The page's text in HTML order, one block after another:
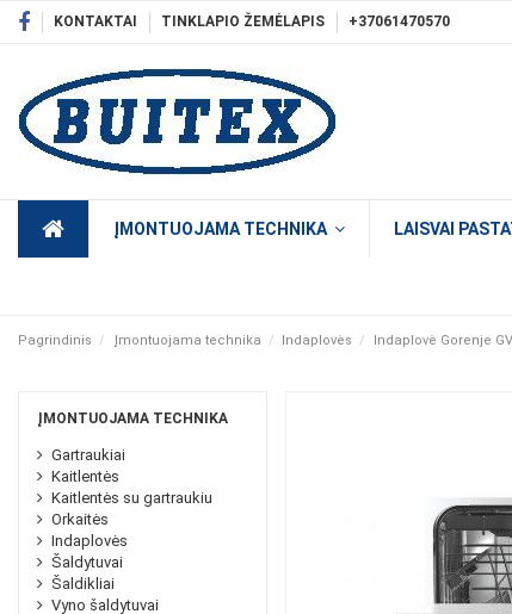
KONTAKTAI TINKLAPIO ŽEMĖLAPIS +37061470570
ĮMONTUOJAMA TECHNIKA LAISVAI
Pagrindinis Įmontuojama technika Indaplovės Indaplovė Gorenje
ĮMONTUOJAMA TECHNIKA
Gartraukiai
Kaitlentės
Kaitlentės su gartraukiu
Orkaitės
Indaplovės
Šaldytuvai
Šaldikliai
Vyno šaldytuvai